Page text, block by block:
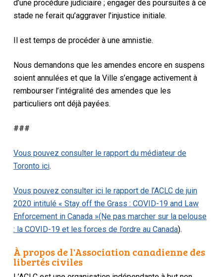
d’une procédure judiciaire ; engager des poursuites à ce
stade ne ferait qu’aggraver l’injustice initiale.
Il est temps de procéder à une amnistie.
Nous demandons que les amendes encore en suspens
soient annulées et que la Ville s’engage activement à
rembourser l’intégralité des amendes que les
particuliers ont déjà payées.
###
Vous pouvez consulter le rapport du médiateur de
Toronto ici.
Vous pouvez consulter ici le rapport de l’ACLC de juin
2020 intitulé « Stay off the Grass : COVID-19 and Law
Enforcement in Canada »(Ne pas marcher sur la pelouse
: la COVID-19 et les forces de l’ordre au Canada).
À propos de l'Association canadienne des
libertés civiles